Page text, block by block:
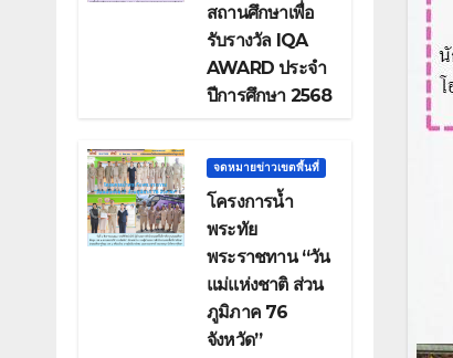
สถานศึกษาเพื่อ
รับรางวัล IQA
AWARD ประจำ
ปีการศึกษา 2568
จดหมายข่าวเขตพื้นที่
โครงการน้ำ
พระทัย
พระราชทาน “วัน
แม่แห่งชาติ ส่วน
ภูมิภาค 76
จังหวัด”